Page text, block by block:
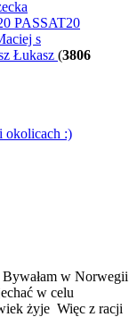
(3806
okolicach :)
Bywałam w Norwegii
w celu
żyje Więc z racji